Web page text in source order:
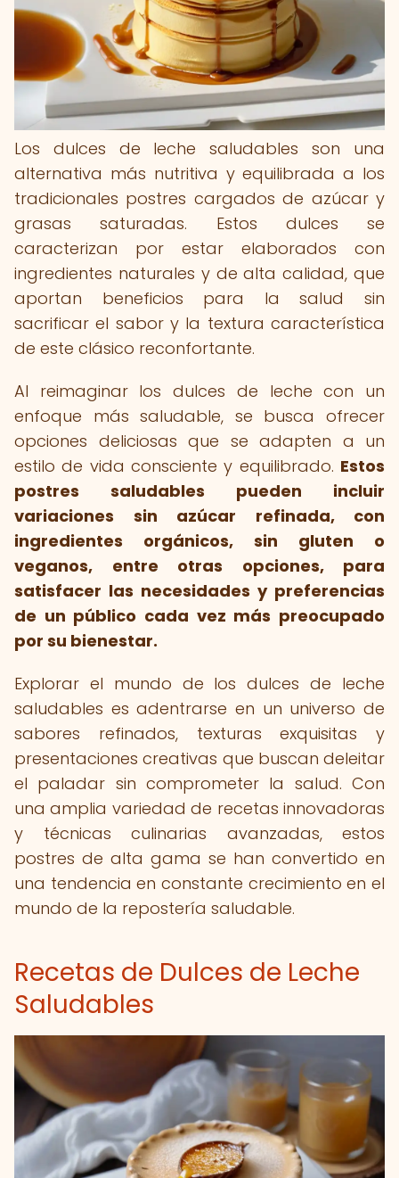
Los dulces de leche saludables son una
alternativa más nutritiva y equilibrada a los
tradicionales postres cargados de azúcar y
grasas saturadas. Estos dulces se
caracterizan por estar elaborados con
ingredientes naturales y de alta calidad, que
aportan beneficios para la salud sin
sacrificar el sabor y la textura característica
de este clásico reconfortante.
Al reimaginar los dulces de leche con un
enfoque más saludable, se busca ofrecer
opciones deliciosas que se adapten a un
estilo de vida consciente y equilibrado. Estos
postres saludables pueden incluir
variaciones sin azúcar refinada, con
ingredientes orgánicos, sin gluten o
veganos, entre otras opciones, para
satisfacer las necesidades y preferencias
de un público cada vez más preocupado
por su bienestar.
Explorar el mundo de los dulces de leche
saludables es adentrarse en un universo de
sabores refinados, texturas exquisitas y
presentaciones creativas que buscan deleitar
el paladar sin comprometer la salud. Con
una amplia variedad de recetas innovadoras
y técnicas culinarias avanzadas, estos
postres de alta gama se han convertido en
una tendencia en constante crecimiento en el
mundo de la repostería saludable.
Recetas de Dulces de Leche
Saludables